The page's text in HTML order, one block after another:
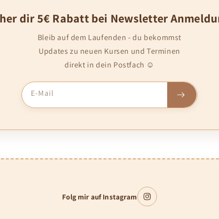
dir 5€ Rabatt bei Newsletter
Bleib auf dem Laufenden - du bekommst
Updates zu neuen Kursen und Terminen
direkt in dein Postfach ☺️
E-Mail
Folg mir auf Instagram
Instagram